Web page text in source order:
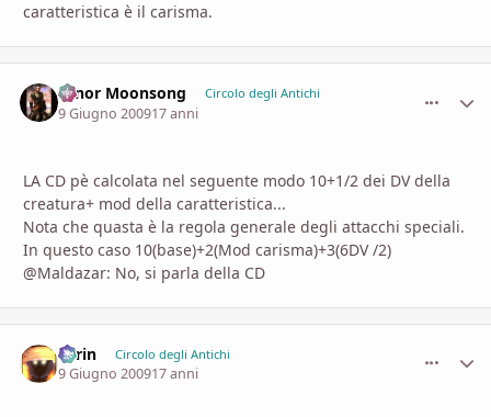
caratteristica è il carisma.
Hinor Moonsong Circolo degli Antichi
9 Giugno 200917 anni
LA CD pè calcolata nel seguente modo 10+1/2 dei DV della
creatura+ mod della caratteristica...
Nota che quasta è la regola generale degli attacchi speciali.
In questo caso 10(base)+2(Mod carisma)+3(6DV /2)
@Maldazar: No, si parla della CD
Larin Circolo degli Antichi
9 Giugno 200917 anni